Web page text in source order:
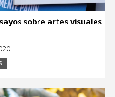
sobre artes visuales